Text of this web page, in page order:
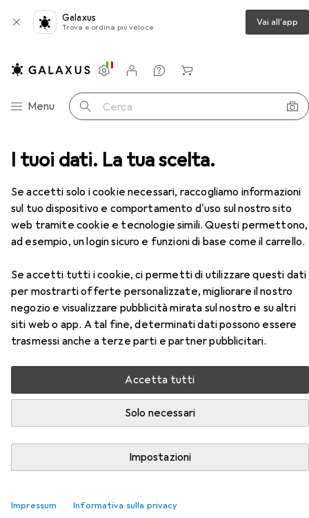
I tuoi dati. La tua scelta.
Se accetti solo i cookie necessari, raccogliamo informazioni
sul tuo dispositivo e comportamento d'uso sul nostro sito
web tramite cookie e tecnologie simili. Questi permettono,
ad esempio, un login sicuro e funzioni di base come il carrello.
Se accetti tutti i cookie, ci permetti di utilizzare questi dati
per mostrarti offerte personalizzate, migliorare il nostro
negozio e visualizzare pubblicità mirata sul nostro e su altri
siti web o app. A tal fine, determinati dati possono essere
trasmessi anche a terze parti e partner pubblicitari.
Accetta tutti
Solo necessari
Impostazioni
Impressum Informativa sulla privacy
Galaxus
Trova e ordina più veloce Vai all'app
Categoria Navigazione
Menu Cerca
Impostazioni
Conto cliente
Liste di confronto
Liste dei desideri
Carrello
Scarpe da lavoro Abeba Scarpa di sicurezza ESD
EUR
74,35
Abeba Scarpa di sicurezza ESD
10 dimensioni
Accessori per Abeba Scarpa di
sicurezza ESD
Qui trovi accessori adatti per il prodotto Abeba Scarpa di
sicurezza ESD della categoria Suole.
Elenco dei prodotti